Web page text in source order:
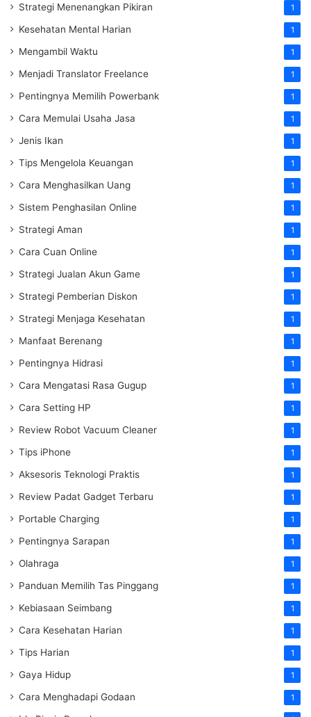
Strategi Menenangkan Pikiran 1
Kesehatan Mental Harian 1
Mengambil Waktu 1
Menjadi Translator Freelance 1
Pentingnya Memilih Powerbank 1
Cara Memulai Usaha Jasa 1
Jenis Ikan 1
Tips Mengelola Keuangan 1
Cara Menghasilkan Uang 1
Sistem Penghasilan Online 1
Strategi Aman 1
Cara Cuan Online 1
Strategi Jualan Akun Game 1
Strategi Pemberian Diskon 1
Strategi Menjaga Kesehatan 1
Manfaat Berenang 1
Pentingnya Hidrasi 1
Cara Mengatasi Rasa Gugup 1
Cara Setting HP 1
Review Robot Vacuum Cleaner 1
Tips iPhone 1
Aksesoris Teknologi Praktis 1
Review Padat Gadget Terbaru 1
Portable Charging 1
Pentingnya Sarapan 1
Olahraga 1
Panduan Memilih Tas Pinggang 1
Kebiasaan Seimbang 1
Cara Kesehatan Harian 1
Tips Harian 1
Gaya Hidup 1
Cara Menghadapi Godaan 1